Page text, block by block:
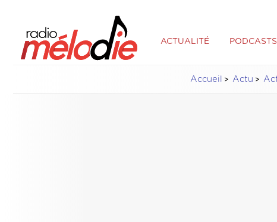
ACTUALITÉ PODCASTS
Accueil Actu